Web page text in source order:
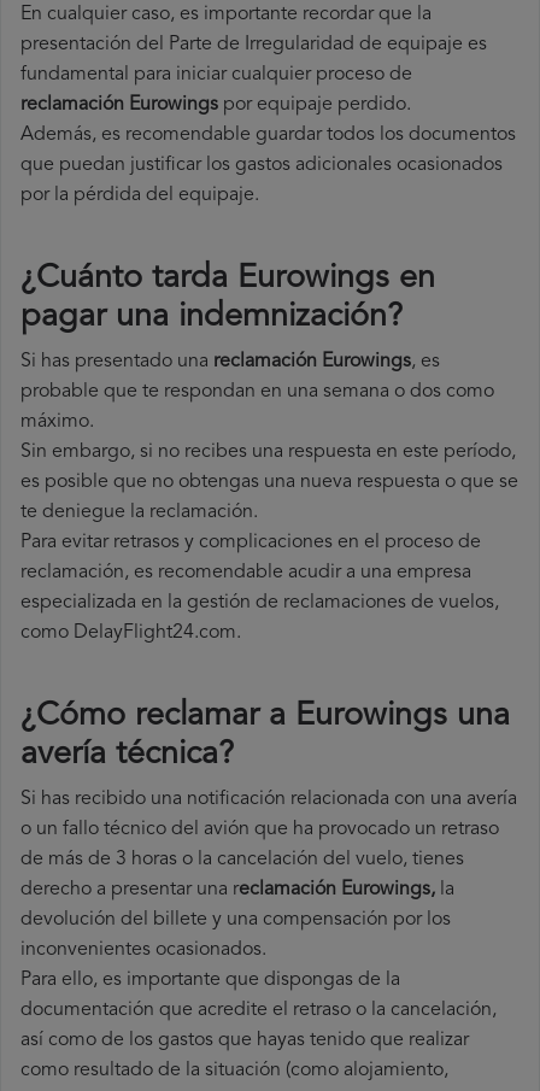
En cualquier caso, es importante recordar que la
presentación del Parte de Irregularidad de equipaje es
fundamental para iniciar cualquier proceso de
reclamación Eurowings por equipaje perdido.
Además, es recomendable guardar todos los documentos
que puedan justificar los gastos adicionales ocasionados
por la pérdida del equipaje.
¿Cuánto tarda Eurowings en
pagar una indemnización?
Si has presentado una reclamación Eurowings, es
probable que te respondan en una semana o dos como
máximo.
Sin embargo, si no recibes una respuesta en este período,
es posible que no obtengas una nueva respuesta o que se
te deniegue la reclamación.
Para evitar retrasos y complicaciones en el proceso de
reclamación, es recomendable acudir a una empresa
especializada en la gestión de reclamaciones de vuelos,
como DelayFlight24.com.
¿Cómo reclamar a Eurowings una
avería técnica?
Si has recibido una notificación relacionada con una avería
o un fallo técnico del avión que ha provocado un retraso
de más de 3 horas o la cancelación del vuelo, tienes
derecho a presentar una reclamación Eurowings, la
devolución del billete y una compensación por los
inconvenientes ocasionados.
Para ello, es importante que dispongas de la
documentación que acredite el retraso o la cancelación,
así como de los gastos que hayas tenido que realizar
como resultado de la situación (como alojamiento,